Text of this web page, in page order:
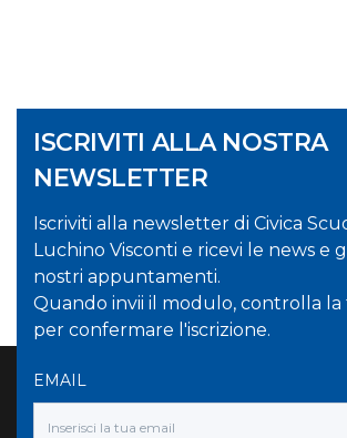
ISCRIVITI ALLA NOSTRA
NEWSLETTER
Iscriviti alla newsletter di Civica
Luchino Visconti e ricevi le news e
nostri appuntamenti.
Quando invii il modulo, controlla la
per confermare l'iscrizione.
EMAIL